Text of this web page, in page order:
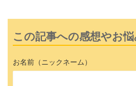
この記事への感想やお
お名前（ニックネーム）